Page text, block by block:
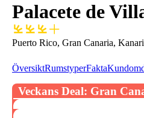
Palacete de
Puerto Rico, Gran Canaria,
ÖversiktRumstyperFakta
Veckans Deal: Gran